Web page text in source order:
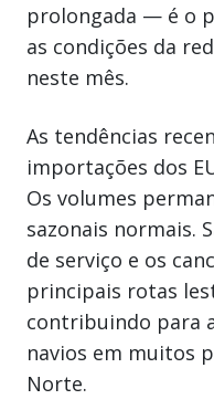
prolongada — é o
as condições da
neste mês.
As tendências
importações dos
Os volumes
sazonais normais.
de serviço e os
principais rotas
contribuindo para
navios em muitos
Norte.